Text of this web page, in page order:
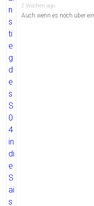
2 Wochen ago
Auch wenn es noch über